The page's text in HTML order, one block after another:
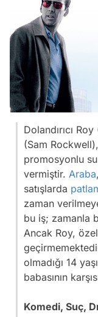
Dolandırıcı
(Sam
promosyonlu
vermiştir. Araba
satışlarda
zaman
bu iş; zamanla
Ancak Roy,
olmadığı 14
babasının
Komedi, Suç,